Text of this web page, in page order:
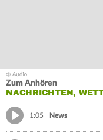
Zum Anhören
NACHRICHTEN,
1:05 News